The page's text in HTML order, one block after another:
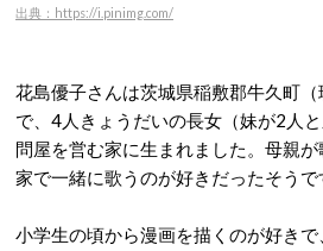
出典：https://i.pinimg.com/
花島優子さんは茨城県稲敷郡牛久町
で、4人きょうだいの長女（妹が2人
問屋を営む家に生まれました。母親
家で一緒に歌うのが好きだったそうで
小学生の頃から漫画を描くのが好き